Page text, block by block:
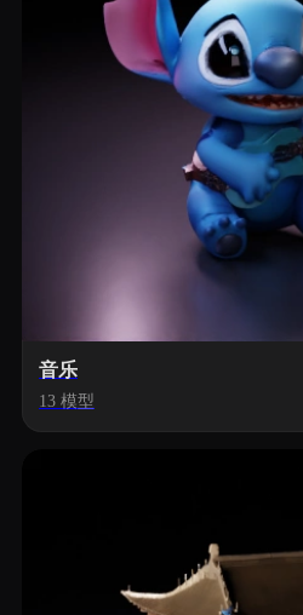
音乐
13 模型